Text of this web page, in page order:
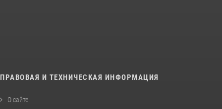
ПРАВОВАЯ И ТЕХНИЧЕСКАЯ ИНФОРМАЦИЯ
О сайте